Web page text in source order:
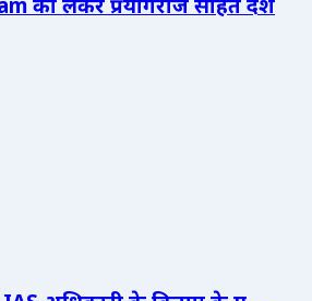
को लेकर प्रयागराज सहित देश